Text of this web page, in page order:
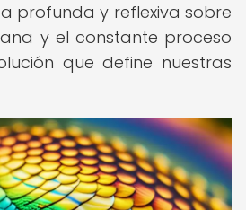
profunda y reflexiva sobre
y el constante proceso
que define nuestras